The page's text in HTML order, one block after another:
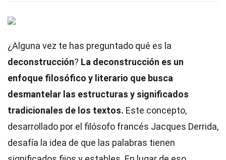
¿Alguna vez te has preguntado qué es la
deconstrucción? La deconstrucción es un
enfoque filosófico y literario que busca
desmantelar las estructuras y significados
tradicionales de los textos. Este concepto,
desarrollado por el filósofo francés Jacques Derrida,
desafía la idea de que las palabras tienen